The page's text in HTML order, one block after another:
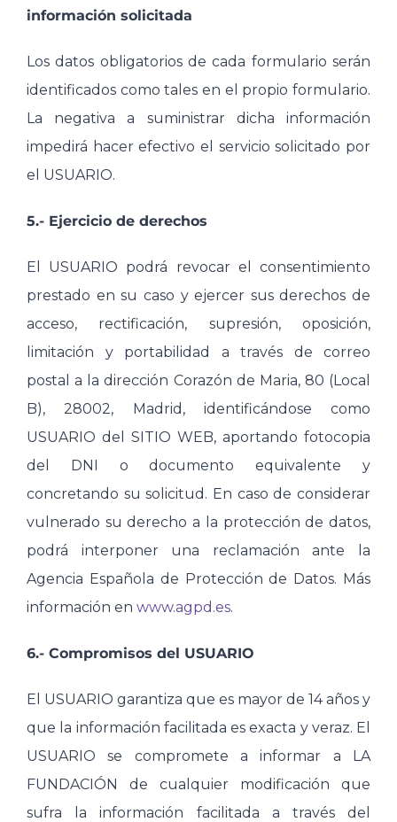
información solicitada
Los datos obligatorios de cada formulario serán
identificados como tales en el propio formulario.
La negativa a suministrar dicha información
impedirá hacer efectivo el servicio solicitado por
el USUARIO.
5.- Ejercicio de derechos
El USUARIO podrá revocar el consentimiento
prestado en su caso y ejercer sus derechos de
acceso, rectificación, supresión, oposición,
limitación y portabilidad a través de correo
postal a la dirección Corazón de Maria, 80 (Local
B), 28002, Madrid, identificándose como
USUARIO del SITIO WEB, aportando fotocopia
del DNI o documento equivalente y
concretando su solicitud. En caso de considerar
vulnerado su derecho a la protección de datos,
podrá interponer una reclamación ante la
Agencia Española de Protección de Datos. Más
información en www.agpd.es.
6.- Compromisos del USUARIO
El USUARIO garantiza que es mayor de 14 años y
que la información facilitada es exacta y veraz. El
USUARIO se compromete a informar a LA
FUNDACIÓN de cualquier modificación que
sufra la información facilitada a través del